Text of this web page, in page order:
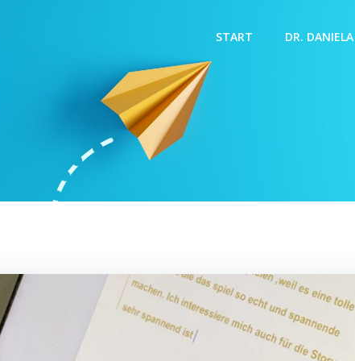
START DR. DANIELA